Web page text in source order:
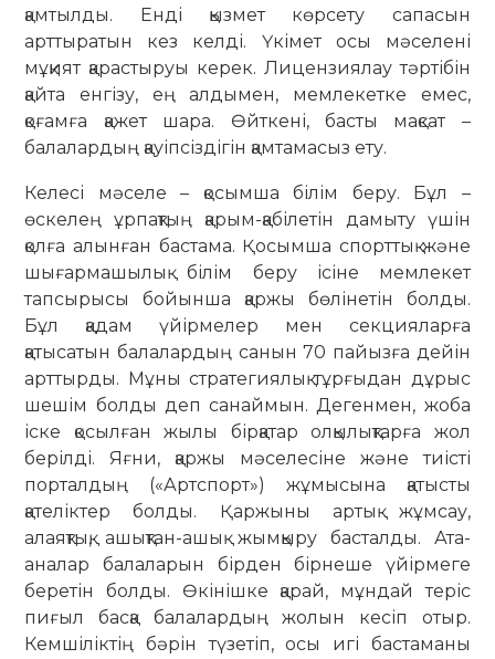
қамтылды. Енді қызмет көрсету сапасын
арттыратын кез келді. Үкімет осы мәселені
мұқият қарастыруы керек. Лицензиялау тәртібін
қайта енгізу, ең алдымен, мемлекетке емес,
қоғамға қажет шара. Өйткені, басты мақсат –
балалардың қауіпсіздігін қамтамасыз ету.
Келесі мәселе – қосымша білім беру. Бұл –
өскелең ұрпақтың қарым-қабілетін дамыту үшін
қолға алынған бастама. Қосымша спорттық және
шығармашылық білім беру ісіне мемлекет
тапсырысы бойынша қаржы бөлінетін болды.
Бұл қадам үйірмелер мен секцияларға
қатысатын балалардың санын 70 пайызға дейін
арттырды. Мұны стратегиялық тұрғыдан дұрыс
шешім болды деп санаймын. Дегенмен, жоба
іске қосылған жылы бірқатар олқылықтарға жол
берілді. Яғни, қаржы мәселесіне және тиісті
порталдың («Артспорт») жұмысына қатысты
қателіктер болды. Қаржыны артық жұмсау,
алаяқтық, ашықтан-ашық жымқыру басталды. Ата-
аналар балаларын бірден бірнеше үйірмеге
беретін болды. Өкінішке қарай, мұндай теріс
пиғыл басқа балалардың жолын кесіп отыр.
Кемшіліктің бәрін түзетіп, осы игі бастаманы